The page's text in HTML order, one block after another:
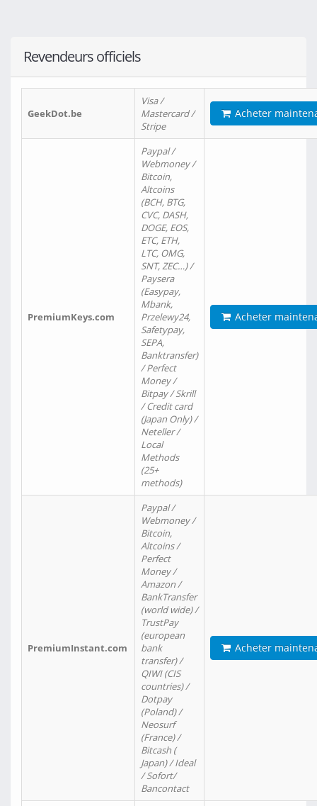
Revendeurs officiels
GeekDot.be
Visa /
Mastercard /
Stripe
Acheter
PremiumKeys.com
Paypal /
Webmoney /
Bitcoin,
Altcoins
(BCH, BTG,
CVC, DASH,
DOGE, EOS,
ETC, ETH,
LTC, OMG,
SNT, ZEC…) /
Paysera
(Easypay,
Mbank,
Przelewy24,
Safetypay,
SEPA,
Banktransfer)
/ Perfect
Money /
Bitpay / Skrill
/ Credit card
(Japan Only) /
Neteller /
Local
Methods
(25+
methods)
Acheter
PremiumInstant.com
Paypal /
Webmoney /
Bitcoin,
Altcoins /
Perfect
Money /
Amazon /
BankTransfer
(world wide) /
TrustPay
(european
bank
transfer) /
QIWI (CIS
countries) /
Dotpay
(Poland) /
Neosurf
(France) /
Bitcash (
Japan) / Ideal
/ Sofort/
Bancontact
Acheter